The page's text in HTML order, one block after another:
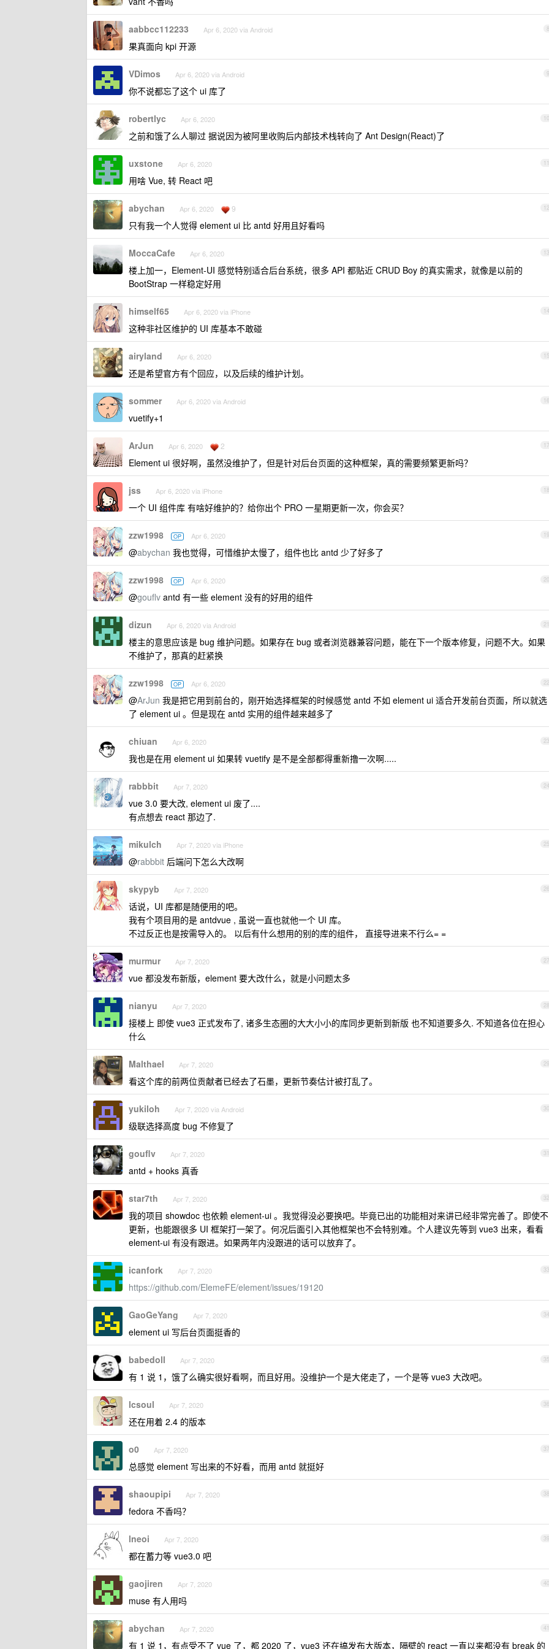
8
aabbcc112233 Apr 6, 2020 via Android
果真面向 kpi 开源
9
VDimos Apr 6, 2020 via Android
你不说都忘了这个 ui 库了
10
robertlyc Apr 6, 2020
之前和饿了么人聊过 据说因为被阿里收购后内部技术栈转向了 Ant Design(React)了
11
uxstone Apr 6, 2020
用啥 Vue, 转 React 吧
12
abychan Apr 6, 2020 9
只有我一个人觉得 element ui 比 antd 好用且好看吗
13
MoccaCafe Apr 6, 2020
楼上加一，Element-UI 感觉特别适合后台系统，很多 API 都贴近 CRUD Boy 的真实需求，就像是以前的
BootStrap 一样稳定好用
14
himself65 Apr 6, 2020 via iPhone
这种非社区维护的 UI 库基本不敢碰
15
airyland Apr 6, 2020
还是希望官方有个回应，以及后续的维护计划。
16
sommer Apr 6, 2020 via Android
vuetify+1
17
ArJun Apr 6, 2020 2
Element ui 很好啊，虽然没维护了，但是针对后台页面的这种框架，真的需要频繁更新吗？
18
jss Apr 6, 2020 via iPhone
一个 UI 组件库 有啥好维护的？给你出个 PRO 一星期更新一次，你会买？
19
zzw1998 OP Apr 6, 2020
@abychan 我也觉得，可惜维护太慢了，组件也比 antd 少了好多了
20
zzw1998 OP Apr 6, 2020
@gouflv antd 有一些 element 没有的好用的组件
21
dizun Apr 6, 2020 via Android
楼主的意思应该是 bug 维护问题。如果存在 bug 或者浏览器兼容问题，能在下一个版本修复，问题不大。如果
不维护了，那真的赶紧换
22
zzw1998 OP Apr 6, 2020
@ArJun 我是把它用到前台的，刚开始选择框架的时候感觉 antd 不如 element ui 适合开发前台页面，所以就选
了 element ui 。但是现在 antd 实用的组件越来越多了
23
chiuan Apr 6, 2020
我也是在用 element ui 如果转 vuetify 是不是全部都得重新撸一次啊.....
24
rabbbit Apr 7, 2020
vue 3.0 要大改, element ui 废了....
有点想去 react 那边了.
25
mikulch Apr 7, 2020 via iPhone
@rabbbit 后端问下怎么大改啊
26
skypyb Apr 7, 2020
话说，UI 库都是随便用的吧。
我有个项目用的是 antdvue , 虽说一直也就他一个 UI 库。
不过反正也是按需导入的。 以后有什么想用的别的库的组件， 直接导进来不行么= =
27
murmur Apr 7, 2020
vue 都没发布新版，element 要大改什么，就是小问题太多
28
nianyu Apr 7, 2020
接楼上 即使 vue3 正式发布了, 诸多生态圈的大大小小的库同步更新到新版 也不知道要多久. 不知道各位在担心
什么
29
Malthael Apr 7, 2020
看这个库的前两位贡献者已经去了石墨，更新节奏估计被打乱了。
30
yukiloh Apr 7, 2020 via Android
级联选择高度 bug 不修复了
31
gouflv Apr 7, 2020
antd + hooks 真香
32
star7th Apr 7, 2020
我的项目 showdoc 也依赖 element-ui 。我觉得没必要换吧。毕竟已出的功能相对来讲已经非常完善了。即使不
更新，也能跟很多 UI 框架打一架了。何况后面引入其他框架也不会特别难。个人建议先等到 vue3 出来，看看
element-ui 有没有跟进。如果两年内没跟进的话可以放弃了。
33
icanfork Apr 7, 2020
https://github.com/ElemeFE/element/issues/19120
34
GaoGeYang Apr 7, 2020
element ui 写后台页面挺香的
35
babedoll Apr 7, 2020
有 1 说 1，饿了么确实很好看啊，而且好用。没维护一个是大佬走了，一个是等 vue3 大改吧。
36
lcsoul Apr 7, 2020
还在用着 2.4 的版本
37
o0 Apr 7, 2020
总感觉 element 写出来的不好看，而用 antd 就挺好
38
shaoupipi Apr 7, 2020
fedora 不香吗？
39
lneoi Apr 7, 2020
都在蓄力等 vue3.0 吧
40
gaojiren Apr 7, 2020
muse 有人用吗
41
abychan Apr 7, 2020
有 1 说 1，有点受不了 vue 了，都 2020 了，vue3 还在搞发布大版本，隔壁的 react 一直以来都没有 break 的